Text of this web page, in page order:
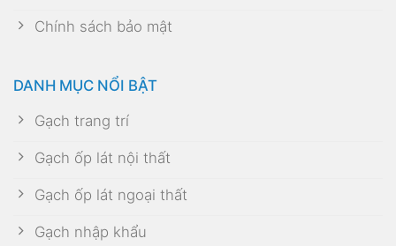
Chính sách bảo mật
DANH MỤC NỔI BẬT
Gạch trang trí
Gạch ốp lát nội thất
Gạch ốp lát ngoại thất
Gạch nhập khẩu